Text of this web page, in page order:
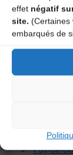
effet négatif
site. (Certaines
embarqués de
chants.
par la
Rens :
Agenda
Puy-de-